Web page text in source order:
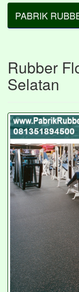
PABRIK
Rubber
Selatan